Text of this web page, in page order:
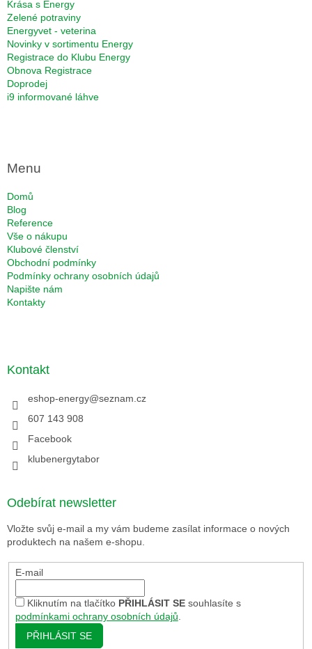
Krása s Energy
Zelené potraviny
Energyvet - veterina
Novinky v sortimentu Energy
Registrace do Klubu Energy
Obnova Registrace
Doprodej
i9 informované láhve
Menu
Domů
Blog
Reference
Vše o nákupu
Klubové členství
Obchodní podmínky
Podmínky ochrany osobních údajů
Napište nám
Kontakty
Kontakt
eshop-energy@seznam.cz
607 143 908
Facebook
klubenergytabor
Odebírat newsletter
Vložte svůj e-mail a my vám budeme zasílat informace o nových
produktech na našem e-shopu.
E-mail
Kliknutím na tlačítko PŘIHLÁSIT SEsouhlasíte s
podmínkami ochrany osobních údajů
PŘIHLÁSIT SE